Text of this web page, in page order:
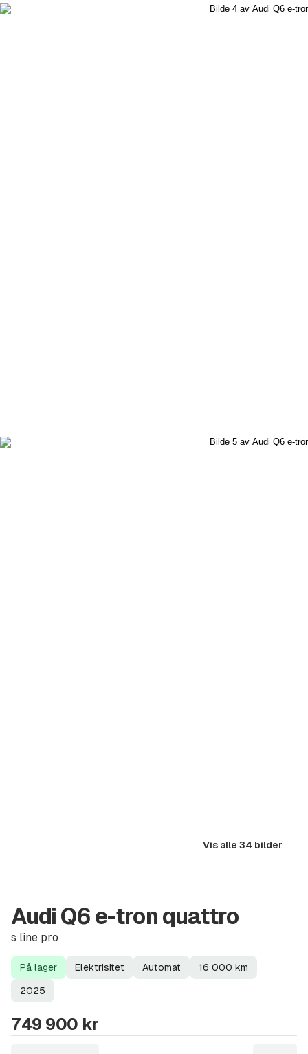
Vis alle 34 bilder
Audi Q6 e-tron quattro
s line pro
Lagerstatus
På lager
Drivstoff
Elektrisitet
Girkasse
Automat
Kilometerstand
16 000 km
Modellår
2025
749 900 kr